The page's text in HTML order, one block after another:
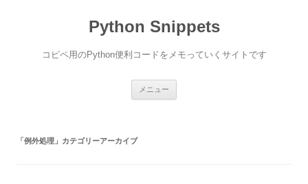
Python Snippets
コピペ用のPython便利コードをメモっていくサイトです
メニュー
「例外処理 」カテゴリーアーカイブ